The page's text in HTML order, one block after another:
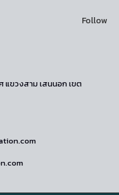
Follow
แขวงสาม เสนนอก เขต